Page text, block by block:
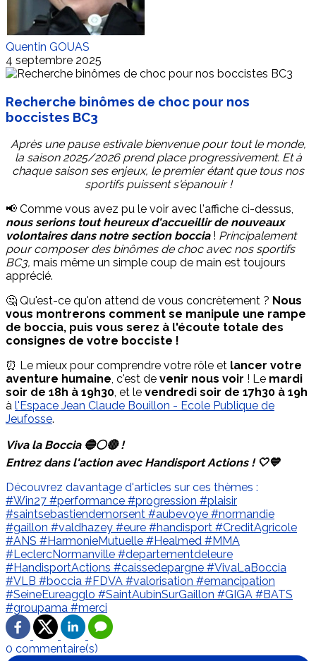
Quentin GOUAS
4 septembre 2025
Recherche binômes de choc pour nos
boccistes BC3
Après une pause estivale bienvenue pour tout le monde,
la saison 2025/2026 prend place progressivement. Et à
chaque saison ses enjeux, le premier étant que tous nos
sportifs puissent s'épanouir !
📢 Comme vous avez pu le voir avec l'affiche ci-dessus,
nous serions tout heureux d'accueillir de nouveaux
volontaires dans notre section boccia! Principalement
pour composer des binômes de choc avec nos sportifs
BC3, mais même un simple coup de main est toujours
apprécié.
🤔 Qu'est-ce qu'on attend de vous concrètement ? Nous
vous montrerons comment se manipule une rampe
de boccia, puis vous serez à l'écoute totale des
consignes de votre bocciste !
⏰ Le mieux pour comprendre votre rôle et lancer votre
aventure humaine, c'est de venir nous voir ! Le mardi
soir de 18h à 19h30, et le vendredi soir de 17h30 à 19h
à l'Espace Jean Claude Bouillon - Ecole Publique de
Jeufosse.
Viva la Boccia 🔵⚪🔴 !
Entrez dans l'action avec Handisport Actions ! 🤍💙
Découvrez davantage d'articles sur ces thèmes :
#Win27 #performance #progression #plaisir
#saintsebastiendemorsent #aubevoye #normandie
#gaillon #valdhazey #eure #handisport #CreditAgricole
#ANS #HarmonieMutuelle #Healmed #MMA
#LeclercNormanville #departementdeleure
#HandisportActions #caissedepargne #VivaLaBoccia
#VLB #boccia #FDVA #valorisation #emancipation
#SeineEureagglo #SaintAubinSurGaillon #GIGA #BATS
#groupama #merci
0 commentaire(s)